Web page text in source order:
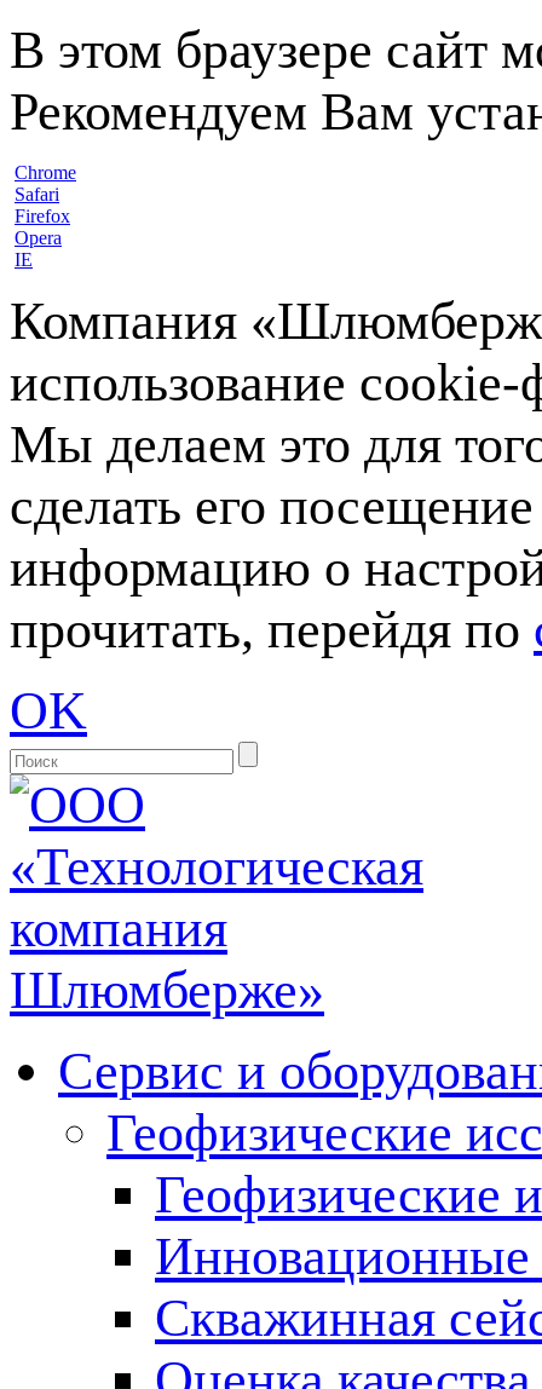
В этом браузере сайт
Рекомендуем Вам
Chrome
Safari
Firefox
Opera
IE
Компания
использование
Мы делаем это для
сделать его
информацию о
прочитать, перейдя по
OK
Сервис и
Геофизические
Геофизические
Инновационные
Скважинная